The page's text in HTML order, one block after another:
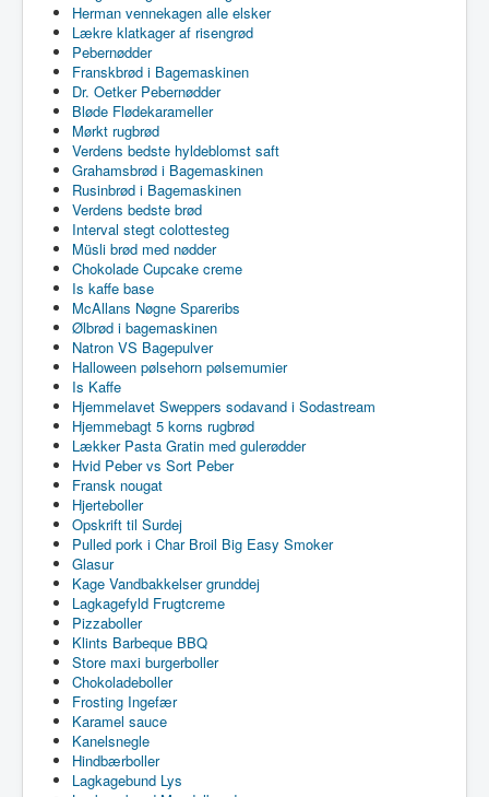
Herman vennekagen alle elsker
Lækre klatkager af risengrød
Pebernødder
Franskbrød i Bagemaskinen
Dr. Oetker Pebernødder
Bløde Flødekarameller
Mørkt rugbrød
Verdens bedste hyldeblomst saft
Grahamsbrød i Bagemaskinen
Rusinbrød i Bagemaskinen
Verdens bedste brød
Interval stegt colottesteg
Müsli brød med nødder
Chokolade Cupcake creme
Is kaffe base
McAllans Nøgne Spareribs
Ølbrød i bagemaskinen
Natron VS Bagepulver
Halloween pølsehorn pølsemumier
Is Kaffe
Hjemmelavet Sweppers sodavand i Sodastream
Hjemmebagt 5 korns rugbrød
Lækker Pasta Gratin med gulerødder
Hvid Peber vs Sort Peber
Fransk nougat
Hjerteboller
Opskrift til Surdej
Pulled pork i Char Broil Big Easy Smoker
Glasur
Kage Vandbakkelser grunddej
Lagkagefyld Frugtcreme
Pizzaboller
Klints Barbeque BBQ
Store maxi burgerboller
Chokoladeboller
Frosting Ingefær
Karamel sauce
Kanelsnegle
Hindbærboller
Lagkagebund Lys